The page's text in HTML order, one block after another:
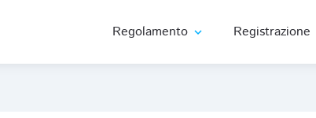
Regolamento expand_more Registrazione